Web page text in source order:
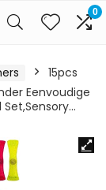
0
15pcs
Eenvoudige